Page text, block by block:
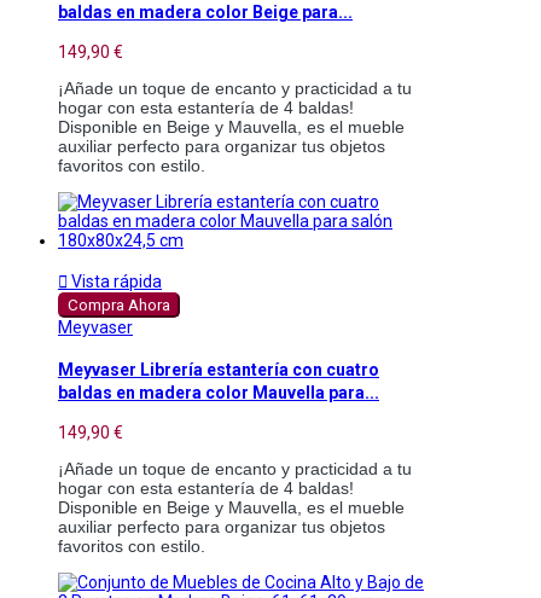
baldas en madera color Beige para...
149,90 €
¡Añade un toque de encanto y practicidad a tu
hogar con esta estantería de 4 baldas!
Disponible en Beige y Mauvella, es el mueble
auxiliar perfecto para organizar tus objetos
favoritos con estilo.
 Vista rápida
Compra Ahora
Meyvaser
Meyvaser Librería estantería con cuatro
baldas en madera color Mauvella para...
149,90 €
¡Añade un toque de encanto y practicidad a tu
hogar con esta estantería de 4 baldas!
Disponible en Beige y Mauvella, es el mueble
auxiliar perfecto para organizar tus objetos
favoritos con estilo.